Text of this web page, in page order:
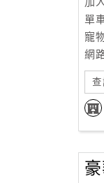
單
寵
網
查